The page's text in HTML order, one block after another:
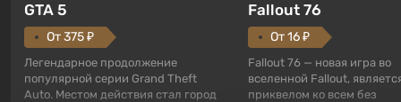
GTA 5
От 375 ₽
Легендарное продолжение
популярной серии Grand Theft
Auto. Местом действия стал город
Fallout 76
От 16 ₽
Fallout 76 — новая игра во
вселенной Fallout,
приквелом ко всем без